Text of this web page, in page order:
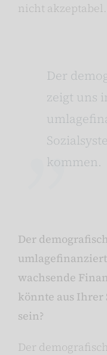
nicht akzeptabel.
Der
zeigt uns
kommen.
Der
wachsende
könnte aus Ihrer
sein?
Der